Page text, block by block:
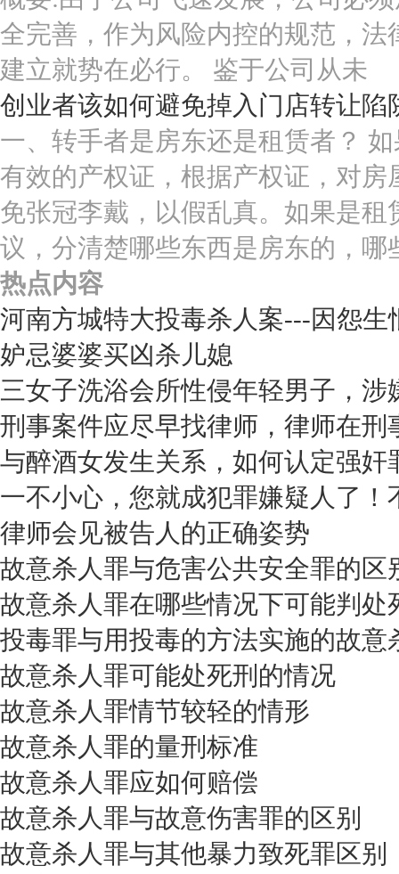
全完善，作为风险内控的规范，
建立就势在必行。 鉴于公司从未
创业者该如何避免掉入门店转让陷
一、转手者是房东还是租赁者？
有效的产权证，根据产权证，对
免张冠李戴，以假乱真。如果是
议，分清楚哪些东西是房东的，哪
热点内容
河南方城特大投毒杀人案---因怨生
妒忌婆婆买凶杀儿媳
三女子洗浴会所性侵年轻男子，涉
刑事案件应尽早找律师，律师在刑
与醉酒女发生关系，如何认定强奸
一不小心，您就成犯罪嫌疑人了！
律师会见被告人的正确姿势
故意杀人罪与危害公共安全罪的区
故意杀人罪在哪些情况下可能判处
投毒罪与用投毒的方法实施的故意
故意杀人罪可能处死刑的情况
故意杀人罪情节较轻的情形
故意杀人罪的量刑标准
故意杀人罪应如何赔偿
故意杀人罪与故意伤害罪的区别
故意杀人罪与其他暴力致死罪区别